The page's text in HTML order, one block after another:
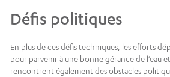
Défis politiques
En plus de ces défis techniques, les efforts
pour parvenir à une bonne gérance de l’eau
rencontrent également des obstacles